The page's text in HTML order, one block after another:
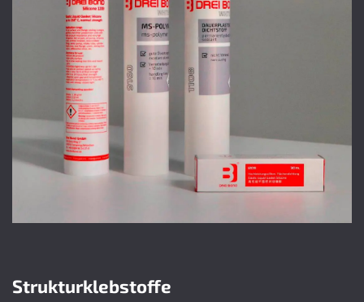
Strukturklebstoffe